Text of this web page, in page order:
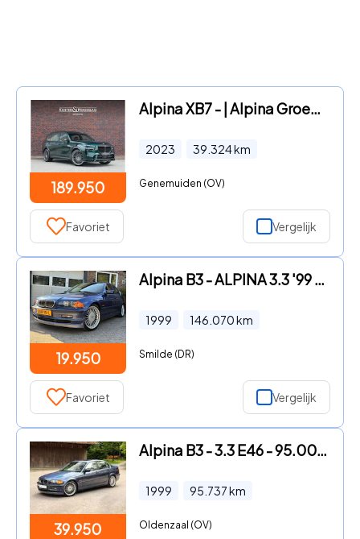
189.950
Alpina XB7 - | Alpina Groen - Tartufo - Skylounge
2023 39.324km
Genemuiden (OV)
Favoriet Vergelijk
19.950
Alpina B3 - ALPINA 3.3 '99 Bmw Alpina Xenon Schuifdak
1999 146.070km
Smilde (DR)
Favoriet Vergelijk
39.950
Alpina B3 - 3.3 E46 - 95.000km - Original Paint
1999 95.737km
Oldenzaal (OV)